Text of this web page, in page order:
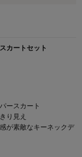
カートセット
ースカート
り見え
が素敵なキーネックデ